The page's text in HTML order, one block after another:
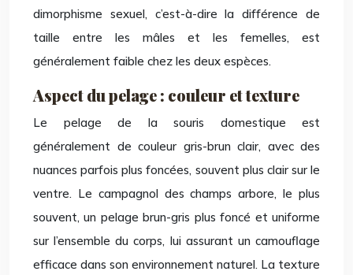
dimorphisme sexuel, c’est-à-dire la différence de
taille entre les mâles et les femelles, est
généralement faible chez les deux espèces.
Aspect du pelage : couleur et texture
Le pelage de la souris domestique est
généralement de couleur gris-brun clair, avec des
nuances parfois plus foncées, souvent plus clair sur le
ventre. Le campagnol des champs arbore, le plus
souvent, un pelage brun-gris plus foncé et uniforme
sur l’ensemble du corps, lui assurant un camouflage
efficace dans son environnement naturel. La texture